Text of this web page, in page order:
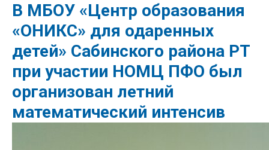
В МБОУ «Центр образования
«ОНИКС» для одаренных
детей» Сабинского района РТ
при участии НОМЦ ПФО был
организован летний
математический интенсив